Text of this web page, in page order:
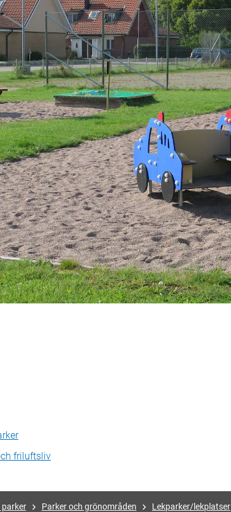
friluftsliv
Parker och grönområden Lekparker/lekplatser